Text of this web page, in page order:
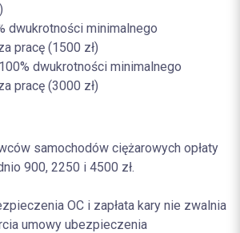
dwukrotności minimalnego
pracę (1500 zł)
dwukrotności minimalnego
pracę (3000 zł)
samochodów ciężarowych opłaty
900, 2250 i 4500 zł.
OC i zapłata kary nie zwalnia
umowy ubezpieczenia